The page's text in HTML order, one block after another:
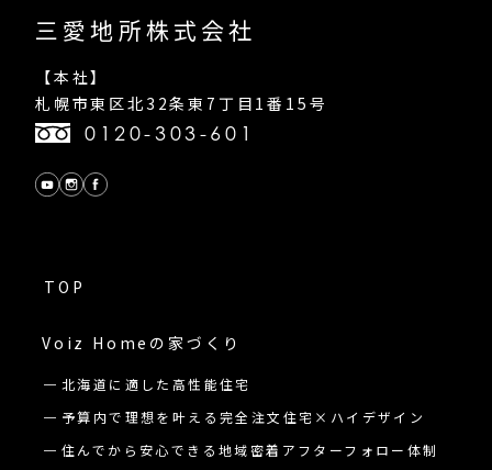
三愛地所株式会社
【本社】
札幌市東区北32条東7丁目1番15号
0120-303-601
TOP
Voiz Homeの 家づくり
北海道に適した高性能住宅
予算内で理想を叶える完全注文住宅×ハイデザイン
住んでから安心できる地域密着アフターフォロー体制